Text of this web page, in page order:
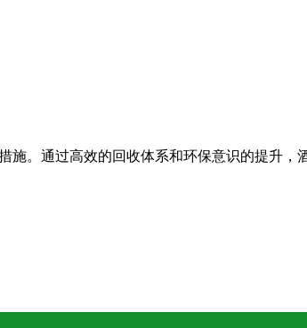
施。通过高效的回收体系和环保意识的提升，